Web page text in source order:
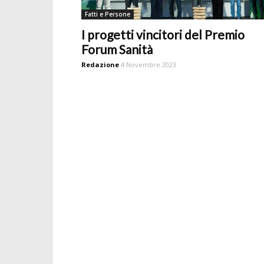
Fatti e Persone
I progetti vincitori del Premio
Forum Sanità
Redazione 4 Novembre 2023